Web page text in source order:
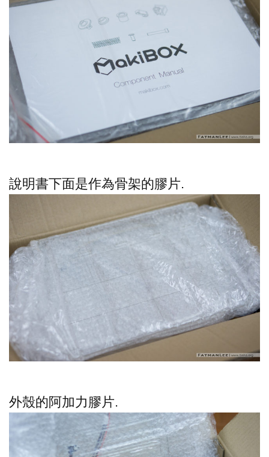
說明書下面是作為骨架的膠片.
外殼的阿加力膠片.